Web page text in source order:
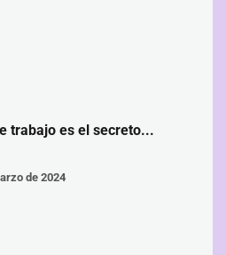
trabajo es el secreto...
de 2024